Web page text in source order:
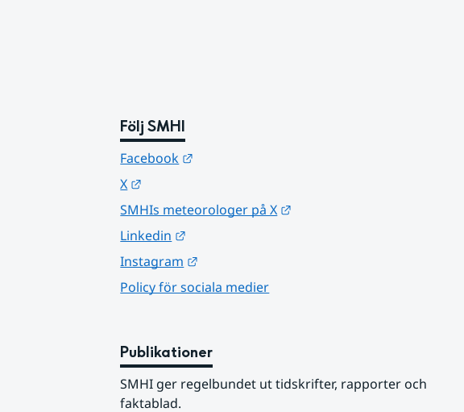
Följ SMHI
Facebook
X
SMHIs meteorologer på X
Linkedin
Instagram
Policy för sociala medier
Publikationer
SMHI ger regelbundet ut tidskrifter, rapporter och
faktablad.